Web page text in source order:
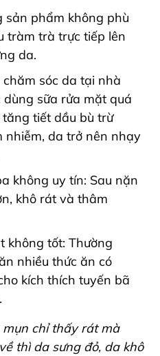
sản phẩm không phù
tràm trà trực tiếp lên
da.
sóc da tại nhà
sữa rửa mặt quá
tiết dầu bù trừ
nhiễm, da trở nên nhạy
không uy tín: Sau nặn
khô rát và thâm
không tốt: Thường
nhiều thức ăn có
kích thích tuyến bã
mụn chỉ thấy rát mà
thì da sưng đỏ, da khô